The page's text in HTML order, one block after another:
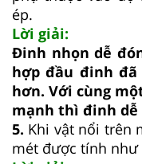
ép.
Lời giải:
Đinh nhọn dễ
hợp đầu đinh
hơn. Với cùng
mạnh thì đinh dễ
5. Khi vật nổi trên
mét được tính như